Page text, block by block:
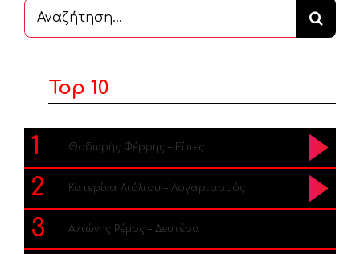
Αναζήτηση
...
Top 10
1 Θοδωρής Φέρρης – Είπες
2 Κατερίνα Λιόλιου – Λογαριασμός
3 Αντώνης Ρέμος – Δευτέρα